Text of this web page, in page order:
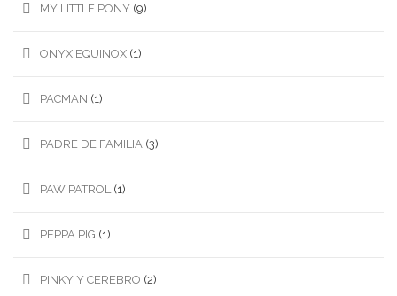
MY LITTLE PONY (9)
ONYX EQUINOX (1)
PACMAN (1)
PADRE DE FAMILIA (3)
PAW PATROL (1)
PEPPA PIG (1)
PINKY Y CEREBRO (2)